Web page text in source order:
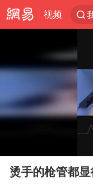
视频
Play
烫手的枪管都